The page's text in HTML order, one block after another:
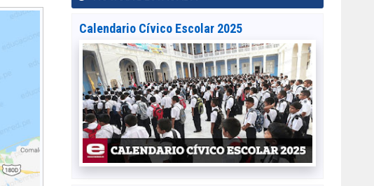
Calendario Cívico Escolar 2025